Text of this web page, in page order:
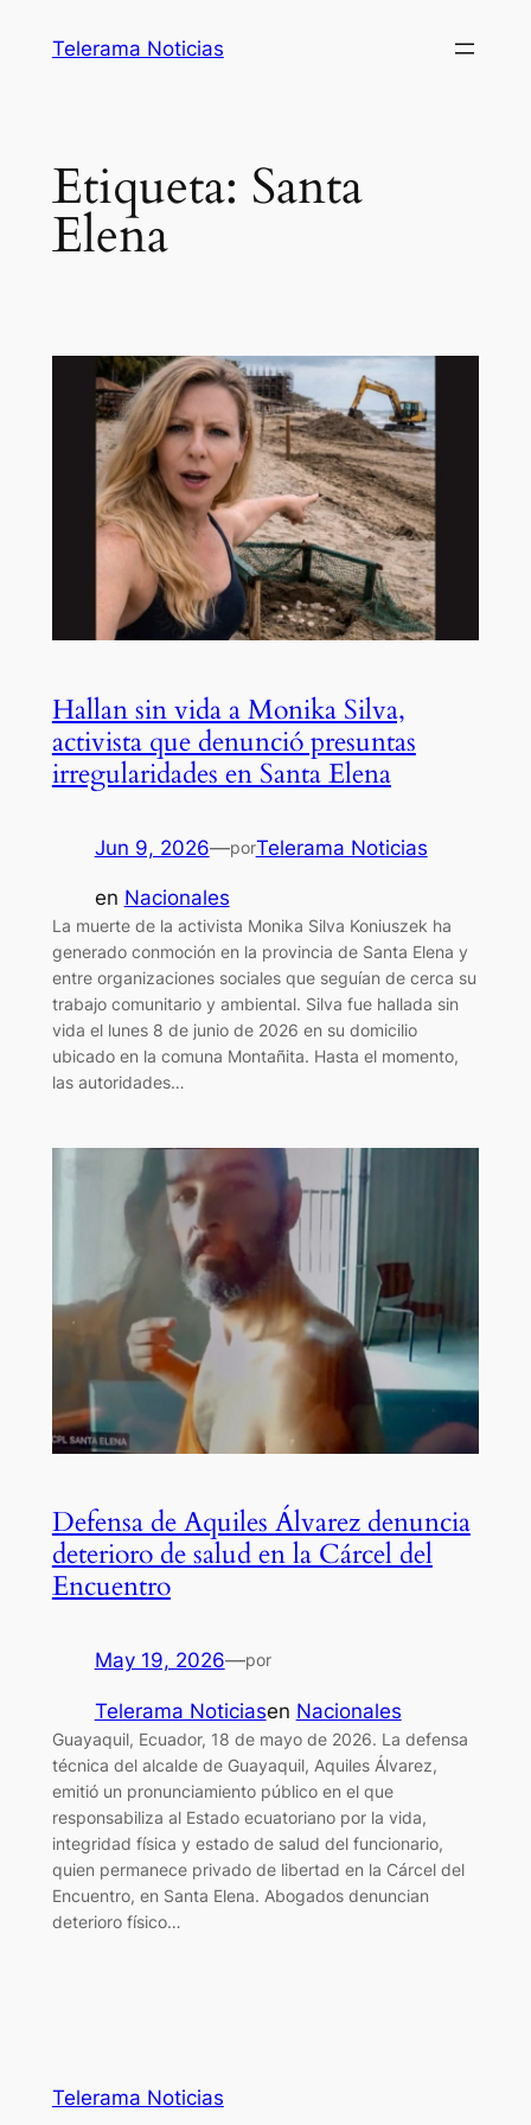
Telerama Noticias
Etiqueta: Santa
Elena
Hallan sin vida a Monika Silva,
activista que denunció presuntas
irregularidades en Santa Elena
Jun 9, 2026—porTelerama Noticias
en Nacionales
La muerte de la activista Monika Silva Koniuszek ha
generado conmoción en la provincia de Santa Elena y
entre organizaciones sociales que seguían de cerca su
trabajo comunitario y ambiental. Silva fue hallada sin
vida el lunes 8 de junio de 2026 en su domicilio
ubicado en la comuna Montañita. Hasta el momento,
las autoridades…
Defensa de Aquiles Álvarez denuncia
deterioro de salud en la Cárcel del
Encuentro
May 19, 2026—por
Telerama Noticiasen Nacionales
Guayaquil, Ecuador, 18 de mayo de 2026. La defensa
técnica del alcalde de Guayaquil, Aquiles Álvarez,
emitió un pronunciamiento público en el que
responsabiliza al Estado ecuatoriano por la vida,
integridad física y estado de salud del funcionario,
quien permanece privado de libertad en la Cárcel del
Encuentro, en Santa Elena. Abogados denuncian
deterioro físico…
Telerama Noticias